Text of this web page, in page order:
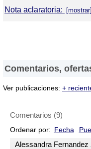
Nota aclaratoria:
servicios ofrecidos por
referenciales y están
Comentarios,
Ver publicaciones: +
Comentarios (9)
Ordenar por: Fecha
Alessandra Fernandez ·